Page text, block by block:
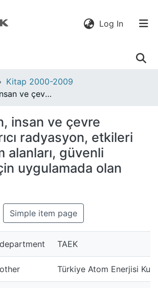
Log In(current)
Kitap 2000-2009
Radyasyon, insan ve çevre ...iyonlaştırıcı radyasyon, etkileri ve kullanım alanları, güvenli kullanımı için uygulamada olan tedbirler
insan ve çevre
radyasyon, etkileri
alanları, güvenli
uygulamada olan
Simple item page
TAEK
Türkiye Atom Enerjisi